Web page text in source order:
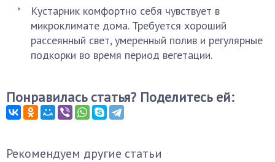
Кустарник комфортно себя чувствует в
микроклимате дома. Требуется хороший
рассеянный свет, умеренный полив и регулярные
подкорки во время период вегетации.
Понравилась статья? Поделитесь ей:
Рекомендуем другие статьи